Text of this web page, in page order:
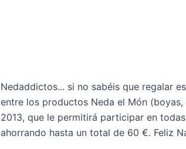
Nedaddictos... si no sabéis que regalar
entre los productos Neda el Món (boyas,
2013, que le permitirá participar en
ahorrando hasta un total de 60 €. Feliz